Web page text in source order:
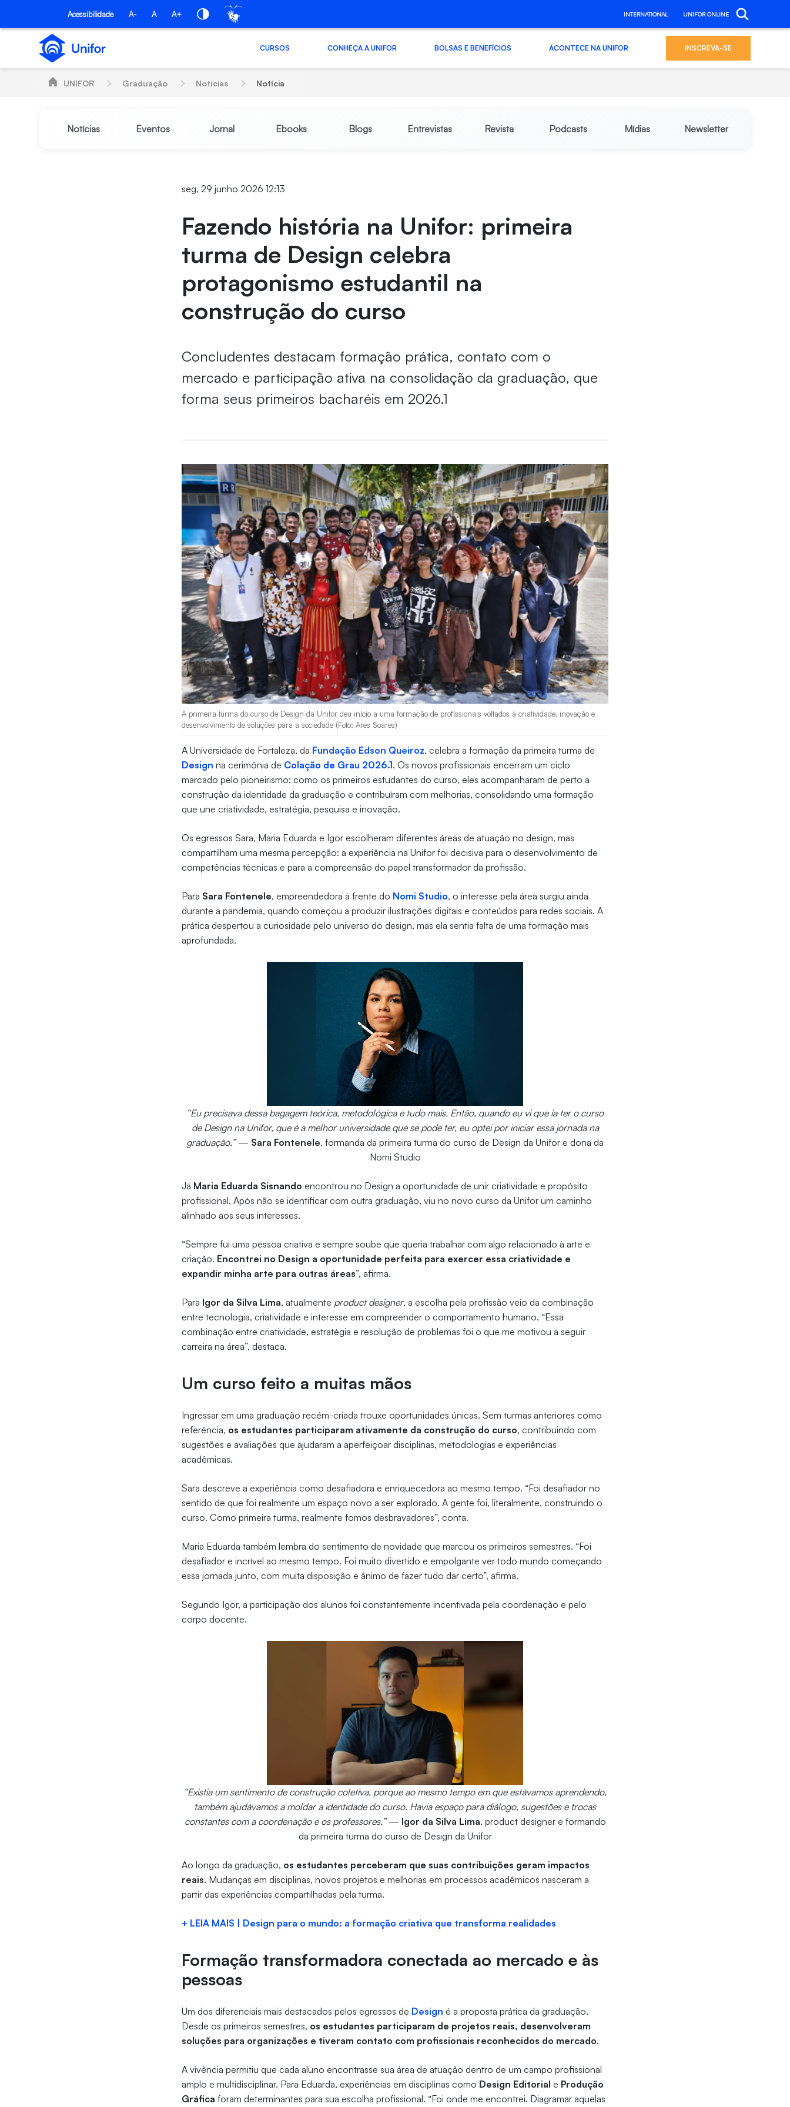
Pular para o Conteúdo principal
Acessibilidade A- A A+ INTERNATIONAL UNIFOR ONLINE
CURSOS CONHEÇA A UNIFOR BOLSAS E BENEFÍCIOS ACONTECE NA UNIFOR INSCREVA-SE
UNIFOR Graduação Notícias Notícia
Notícias Eventos Jornal Ebooks Blogs Entrevistas Revista Podcasts Mídias Newsletter
seg, 29 junho 2026 12:13
Fazendo história na Unifor: primeira
turma de Design celebra
protagonismo estudantil na
construção do curso
Concludentes destacam formação prática, contato com o
mercado e participação ativa na consolidação da graduação, que
forma seus primeiros bacharéis em 2026.1
A primeira turma do curso de Design da Unifor deu início a uma formação de profissionais voltados à criatividade, inovação e
desenvolvimento de soluções para a sociedade (Foto: Ares Soares)
A Universidade de Fortaleza, da Fundação Edson Queiroz, celebra a formação da primeira turma de
Design na cerimônia de Colação de Grau 2026.1. Os novos profissionais encerram um ciclo
marcado pelo pioneirismo: como os primeiros estudantes do curso, eles acompanharam de perto a
construção da identidade da graduação e contribuíram com melhorias, consolidando uma formação
que une criatividade, estratégia, pesquisa e inovação.
Os egressos Sara, Maria Eduarda e Igor escolheram diferentes áreas de atuação no design, mas
compartilham uma mesma percepção: a experiência na Unifor foi decisiva para o desenvolvimento de
competências técnicas e para a compreensão do papel transformador da profissão.
Para Sara Fontenele, empreendedora à frente do Nomi Studio, o interesse pela área surgiu ainda
durante a pandemia, quando começou a produzir ilustrações digitais e conteúdos para redes sociais. A
prática despertou a curiosidade pelo universo do design, mas ela sentia falta de uma formação mais
aprofundada.
“Eu precisava dessa bagagem teórica, metodológica e tudo mais. Então, quando eu vi que ia ter o curso
de Design na Unifor, que é a melhor universidade que se pode ter, eu optei por iniciar essa jornada na
graduação.”— Sara Fontenele, formanda da primeira turma do curso de Design da Unifor e dona da
Nomi Studio
Já Maria Eduarda Sisnando encontrou no Design a oportunidade de unir criatividade e propósito
profissional. Após não se identificar com outra graduação, viu no novo curso da Unifor um caminho
alinhado aos seus interesses.
“Sempre fui uma pessoa criativa e sempre soube que queria trabalhar com algo relacionado à arte e
criação. Encontrei no Design a oportunidade perfeita para exercer essa criatividade e
expandir minha arte para outras áreas”, afirma.
Para Igor da Silva Lima, atualmente product designer, a escolha pela profissão veio da combinação
entre tecnologia, criatividade e interesse em compreender o comportamento humano. “Essa
combinação entre criatividade, estratégia e resolução de problemas foi o que me motivou a seguir
carreira na área”, destaca.
Um curso feito a muitas mãos
Ingressar em uma graduação recém-criada trouxe oportunidades únicas. Sem turmas anteriores como
referência, os estudantes participaram ativamente da construção do curso, contribuindo com
sugestões e avaliações que ajudaram a aperfeiçoar disciplinas, metodologias e experiências
acadêmicas.
Sara descreve a experiência como desafiadora e enriquecedora ao mesmo tempo. “Foi desafiador no
sentido de que foi realmente um espaço novo a ser explorado. A gente foi, literalmente, construindo o
curso. Como primeira turma, realmente fomos desbravadores”, conta.
Maria Eduarda também lembra do sentimento de novidade que marcou os primeiros semestres. “Foi
desafiador e incrível ao mesmo tempo. Foi muito divertido e empolgante ver todo mundo começando
essa jornada junto, com muita disposição e ânimo de fazer tudo dar certo”, afirma.
Segundo Igor, a participação dos alunos foi constantemente incentivada pela coordenação e pelo
corpo docente.
“Existia um sentimento de construção coletiva, porque ao mesmo tempo em que estávamos aprendendo,
também ajudávamos a moldar a identidade do curso. Havia espaço para diálogo, sugestões e trocas
constantes com a coordenação e os professores.”— Igor da Silva Lima, product designer e formando
da primeira turma do curso de Design da Unifor
Ao longo da graduação, os estudantes perceberam que suas contribuições geram impactos
reais. Mudanças em disciplinas, novos projetos e melhorias em processos acadêmicos nasceram a
partir das experiências compartilhadas pela turma.
+ LEIA MAIS | Design para o mundo: a formação criativa que transforma realidades
Formação transformadora conectada ao mercado e às
pessoas
Um dos diferenciais mais destacados pelos egressos de Design é a proposta prática da graduação.
Desde os primeiros semestres, os estudantes participaram de projetos reais, desenvolveram
soluções para organizações e tiveram contato com profissionais reconhecidos do mercado.
A vivência permitiu que cada aluno encontrasse sua área de atuação dentro de um campo profissional
amplo e multidisciplinar. Para Eduarda, experiências em disciplinas como Design Editorial e Produção
Gráfica foram determinantes para sua escolha profissional. “Foi onde me encontrei. Diagramar aquelas